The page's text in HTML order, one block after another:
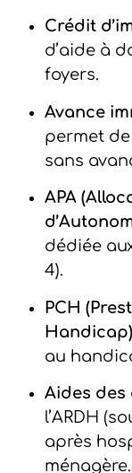
Crédit
d’aide à
foyers.
Avance
permet
sans
APA
dédiée
4).
PCH
Handicap)
au
Aides des
l’ARDH
après
ménagère.